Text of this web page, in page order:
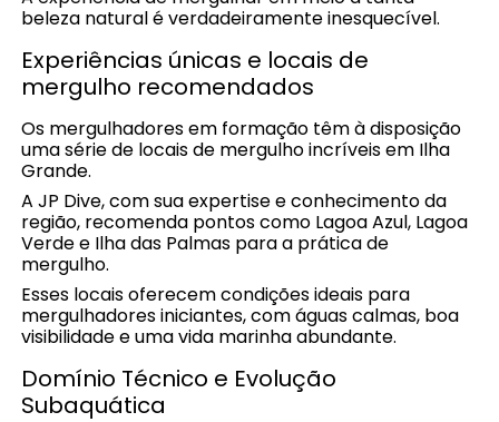
beleza natural é verdadeiramente inesquecível.
Experiências únicas e locais de
mergulho recomendados
Os mergulhadores em formação têm à disposição
uma série de locais de mergulho incríveis em Ilha
Grande.
A JP Dive, com sua expertise e conhecimento da
região, recomenda pontos como Lagoa Azul, Lagoa
Verde e Ilha das Palmas para a prática de
mergulho.
Esses locais oferecem condições ideais para
mergulhadores iniciantes, com águas calmas, boa
visibilidade e uma vida marinha abundante.
Domínio Técnico e Evolução
Subaquática